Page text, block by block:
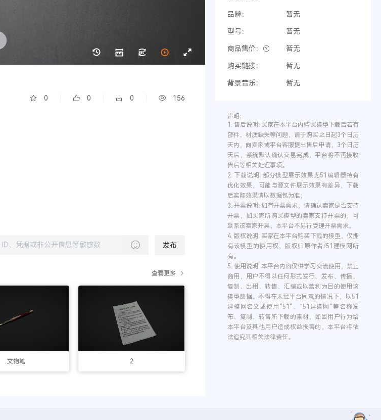
0 0 0 156
发布
查看更多
文物笔 2
品牌： 暂无
型号： 暂无
商品售价： 暂无
购买链接： 暂无
背景音乐： 暂无
声明：
1. 售后说明: 买家在本平台内购买模型下载后若有
部件、材质缺失等问题，请于购买之日起3个日历
天内，向卖家或平台客服提出售后申请，3个日历
天后，系统默认确认交易完成，平台将不再接收
售后等相关处理事项。
2.
下载说明: 部分模型展示效果为51编辑器特有
优化效果，可能与源文件展示效果有差异，下载
后实际效果请以数据包为准；
3. 开票说明: 如有开票需求，请确认卖家是否支持
开票，如买家所购买模型的卖家支持开票的，可
联系该卖家开具，本平台不另行受理开票需求。
4. 版权说明: 买家在本平台购买下载的模型，仅拥
有该模型的使用权，版权归原作者/51建模网所
有。
5. 使用说明: 本平台内容仅供学习交流使用，禁止
商用，用户不得以任何形式发行、发布、传播、
复制、出租、转售、汇编或以营利为目的使用该
模型数据。不得在未经平台同意的情况下，以51
建模网名义或使用“51“、”51建模网”等名称发
布、复制、转售所下载的素材，如因用户行为给
本平台及其他用户造成权益损害的，本平台将依
法追究其相关法律责任。